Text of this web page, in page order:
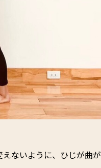
ないように、ひじが曲が